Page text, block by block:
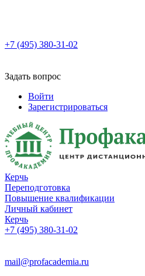
+7 (495) 380-31-02
Задать вопрос
Войти
Зарегистрироваться
Керчь
Переподготовка
Повышение квалификации
Личный кабинет
Керчь
+7 (495) 380-31-02
mail@profacademia.ru